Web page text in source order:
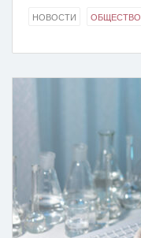
НОВОСТИ ОБЩЕСТВО